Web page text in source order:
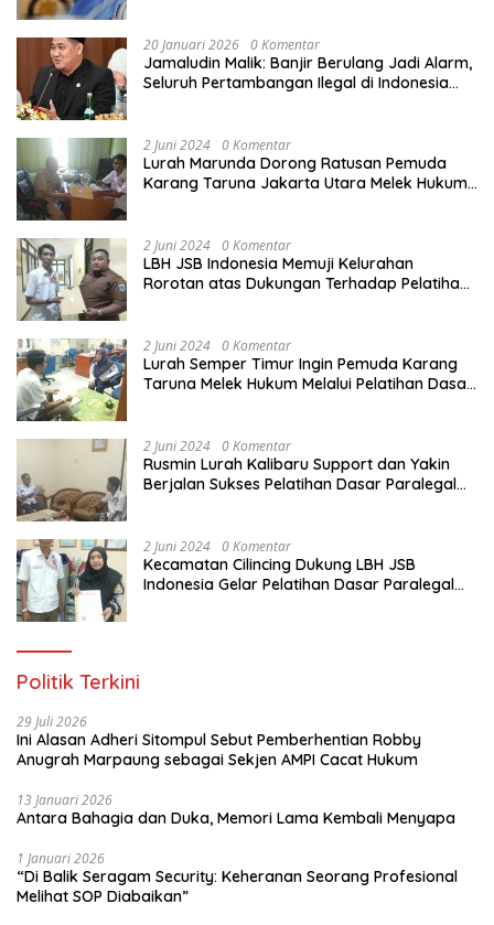
20 Januari 2026 0 Komentar
Jamaludin Malik: Banjir Berulang Jadi Alarm,
Seluruh Pertambangan Ilegal di Indonesia
2 Juni 2024 0 Komentar
Lurah Marunda Dorong Ratusan Pemuda
Karang Taruna Jakarta Utara Melek Hukum
2 Juni 2024 0 Komentar
LBH JSB Indonesia Memuji Kelurahan
Rorotan atas Dukungan Terhadap Pelatihan
2 Juni 2024 0 Komentar
Lurah Semper Timur Ingin Pemuda Karang
Taruna Melek Hukum Melalui Pelatihan Dasar
2 Juni 2024 0 Komentar
Rusmin Lurah Kalibaru Support dan Yakin
Berjalan Sukses Pelatihan Dasar Paralegal
2 Juni 2024 0 Komentar
Kecamatan Cilincing Dukung LBH JSB
Indonesia Gelar Pelatihan Dasar Paralegal
Politik Terkini
29 Juli 2026
Ini Alasan Adheri Sitompul Sebut Pemberhentian Robby
Anugrah Marpaung sebagai Sekjen AMPI Cacat Hukum
13 Januari 2026
Antara Bahagia dan Duka, Memori Lama Kembali Menyapa
1 Januari 2026
“Di Balik Seragam Security: Keheranan Seorang Profesional
Melihat SOP Diabaikan”